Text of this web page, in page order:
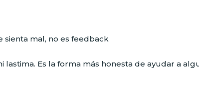
sienta mal, no es feedback
lastima. Es la forma más honesta de ayudar a